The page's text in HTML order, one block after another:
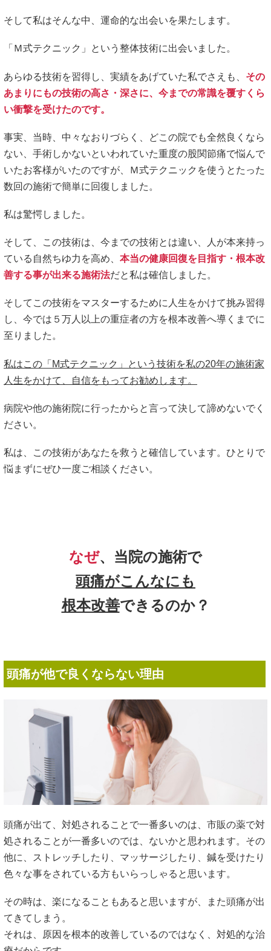
そして私はそんな中、運命的な出会いを果たします。
「Ｍ式テクニック」という整体技術に出会いました。
あらゆる技術を習得し、実績をあげていた私でさえも、 その
あまりにもの技術の高さ・深さに、今までの常識を覆すくら
い衝撃を受けたのです。
事実、当時、中々なおりづらく、どこの院でも全然良くなら
ない、手術しかないといわれていた重度の股関節痛で悩んで
いたお客様がいたのですが、Ｍ式テクニックを使うとたった
数回の施術で簡単に回復しました。
私は驚愕しました。
そして、この技術は、今までの技術とは違い、人が本来持っ
ている自然ちゆ力を高め、 本当の健康回復を目指す・根本改
善する事が出来る施術法だと私は確信しました。
そしてこの技術をマスターするために人生をかけて挑み習得
し、今では５万人以上の重症者の方を根本改善へ導くまでに
至りました。
私はこの「M式テクニック」という技術を私の20年の施術家
人生をかけて、自信をもってお勧めします。
病院や他の施術院に行ったからと言って決して諦めないでく
ださい。
私は、この技術があなたを救うと確信しています。ひとりで
悩まずにぜひ一度ご相談ください。
なぜ、当院の施術で
頭痛がこんなにも
根本改善できるのか？
頭痛が他で良くならない理由
頭痛が出て、対処されることで一番多いのは、市販の薬で対
処されることが一番多いのでは、ないかと思われます。その
他に、ストレッチしたり、マッサージしたり、鍼を受けたり
色々な事をされている方もいらっしゃると思います。
その時は、楽になることもあると思いますが、また頭痛が出
てきてしまう。
それは、原因を根本的改善しているのではなく、対処的な治